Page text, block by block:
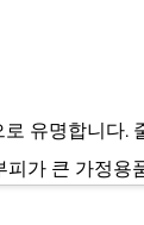
유명합니다.
가 큰 가정